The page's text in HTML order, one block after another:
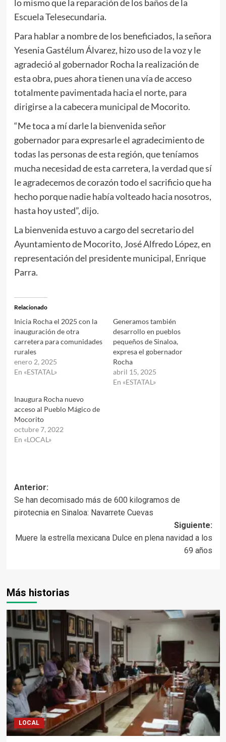
lo mismo que la reparación de los baños de la
Escuela Telesecundaria.
Para hablar a nombre de los beneficiados, la señora
Yesenia Gastélum Álvarez, hizo uso de la voz y le
agradeció al gobernador Rocha la realización de
esta obra, pues ahora tienen una vía de acceso
totalmente pavimentada hacia el norte, para
dirigirse a la cabecera municipal de Mocorito.
“Me toca a mí darle la bienvenida señor
gobernador para expresarle el agradecimiento de
todas las personas de esta región, que teníamos
mucha necesidad de esta carretera, la verdad que sí
le agradecemos de corazón todo el sacrificio que ha
hecho porque nadie había volteado hacia nosotros,
hasta hoy usted”, dijo.
La bienvenida estuvo a cargo del secretario del
Ayuntamiento de Mocorito, José Alfredo López, en
representación del presidente municipal, Enrique
Parra.
Relacionado
Inicia Rocha el 2025 con la
inauguración de otra
carretera para comunidades
rurales
enero 2, 2025
En «ESTATAL»
Generamos también
desarrollo en pueblos
pequeños de Sinaloa,
expresa el gobernador
Rocha
abril 15, 2025
En «ESTATAL»
Inaugura Rocha nuevo
acceso al Pueblo Mágico de
Mocorito
octubre 7, 2022
En «LOCAL»
Navegación
de
entradas
Anterior:
Se han decomisado más de 600 kilogramos de
pirotecnia en Sinaloa: Navarrete Cuevas
Siguiente:
Muere la estrella mexicana Dulce en plena navidad a los
69 años
Más historias
LOCAL